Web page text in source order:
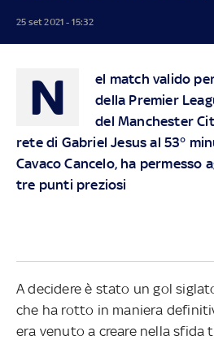
25 set 2021 - 15:32
N
el match valido
della Premier
del Manchester
rete di Gabriel Jesus al 53°
Cavaco Cancelo, ha
tre punti preziosi
A decidere è stato un gol
che ha rotto in maniera
era venuto a creare nella sfida